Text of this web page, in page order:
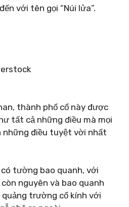
với tên gọi “Núi lửa”.
thành phố cổ này được
tất cả những điều mà mọi
điều tuyệt vời nhất
tường bao quanh, với
nguyên và bao quanh
trường cổ kính với